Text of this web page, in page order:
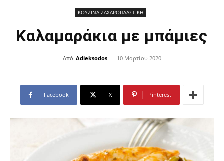
ΚΟΥΖΙΝΑ-ΖΑΧΑΡΟΠΛΑΣΤΙΚΗ
Καλαμαράκια με μπάμιες
Από Adieksodos - 10 Μαρτίου 2020
Facebook X Pinterest